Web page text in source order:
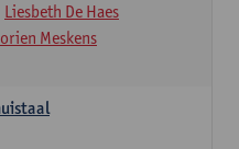
Liesbeth De Haes
Meskens